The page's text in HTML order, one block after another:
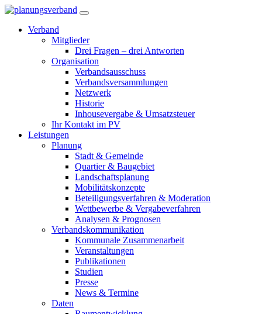
Verband
Mitglieder
Drei Fragen – drei Antworten
Organisation
Verbandsausschuss
Verbandsversammlungen
Netzwerk
Historie
Inhousevergabe & Umsatzsteuer
Ihr Kontakt im PV
Leistungen
Planung
Stadt & Gemeinde
Quartier & Baugebiet
Landschaftsplanung
Mobilitätskonzepte
Beteiligungsverfahren & Moderation
Wettbewerbe & Vergabeverfahren
Analysen & Prognosen
Verbandskommunikation
Kommunale Zusammenarbeit
Veranstaltungen
Publikationen
Studien
Presse
News & Termine
Daten